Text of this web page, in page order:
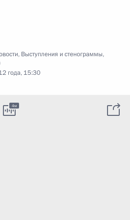
, Выступления и стенограммы,
года, 15:30
4м